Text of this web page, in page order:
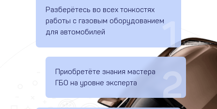
Разберётесь во всех тонкостях
работы с газовым оборудованием
для автомобилей
2
1
Приобретёте знания мастера
ГБО на уровне эксперта